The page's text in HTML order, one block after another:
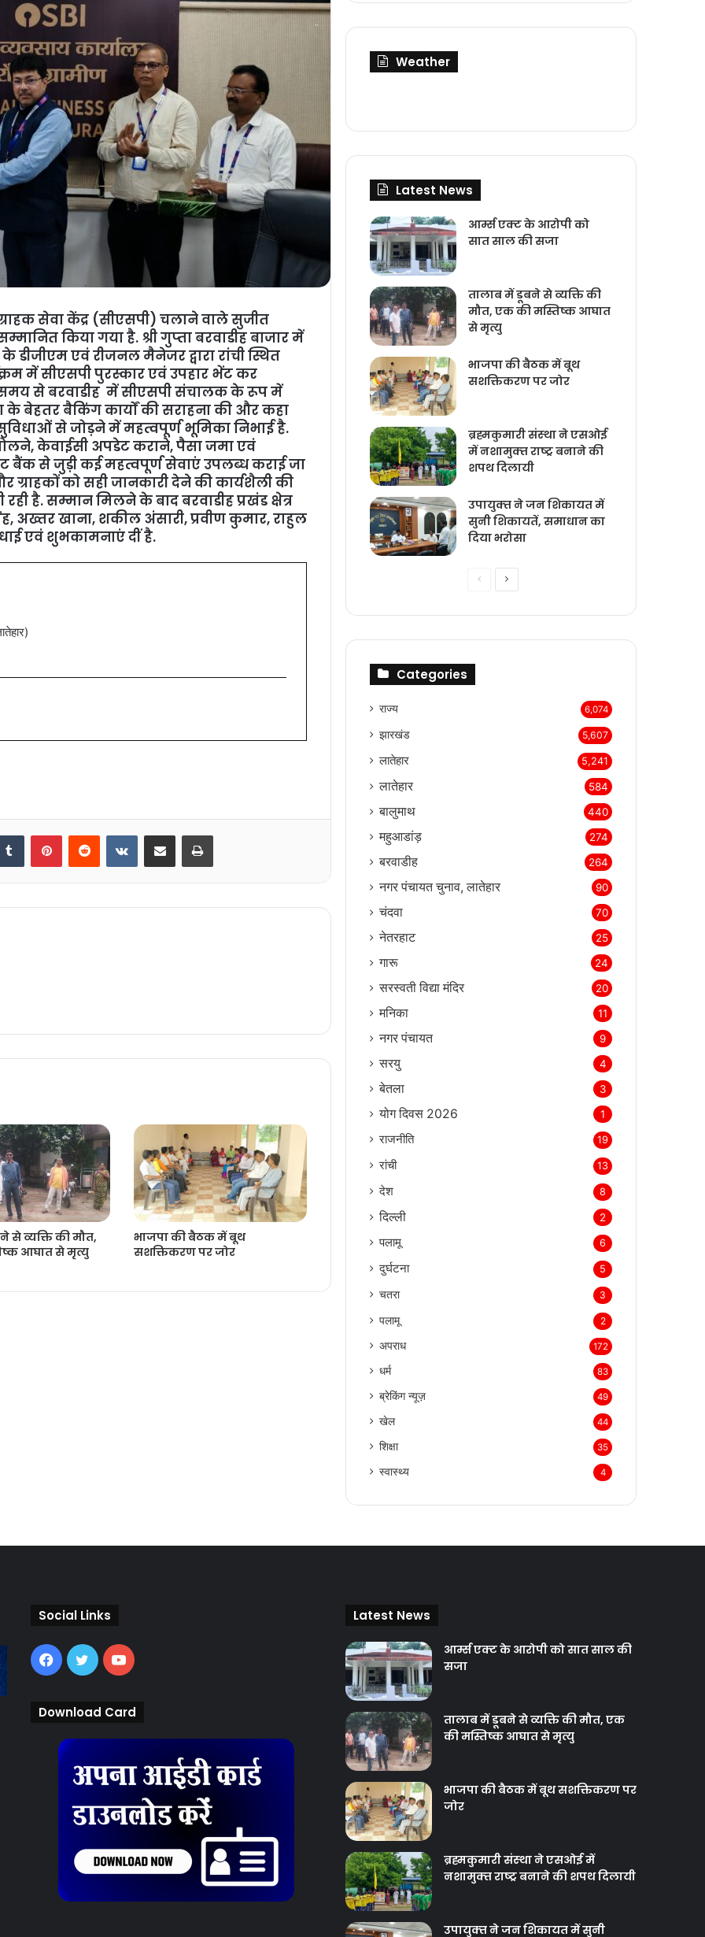
सेवा केंद्र (सीएसपी) चलाने वाले सुजीत
किया गया है. श्री गुप्‍ता बरवाडीह बाजार में
एवं रीजनल मैनेजर द्वारा रांची स्थित
में सीएसपी पुरस्कार एवं उपहार भेंट कर
से बरवाडीह में सीएसपी संचालक के रूप में
के बेहतर बैकिंग कार्यों की सराहना की और कहा
सुविधाओं से जोड़ने में महत्वपूर्ण भूमिका निभाई है.
केवाईसी अपडेट कराने, पैसा जमा एवं
बैंक से जुड़ी कई महत्वपूर्ण सेवाएं उपलब्ध कराई जा
को सही जानकारी देने की कार्यशैली की
रही है. सम्मान मिलने के बाद बरवाडीह प्रखंड क्षेत्र
अख्तर खाना, शकील अंसारी, प्रवीण कुमार, राहुल
एवं शुभकामनाएं दीं है.
Tumblr PinterestReddit VKontakteShare via Email Print
से व्यक्ति की मौत,
आघात से मृत्यु
भाजपा की बैठक में बूथ
सशक्तिकरण पर जोर
Weather
Latest News
आर्म्स एक्ट के आरोपी को
सात साल की सजा
तालाब में डूबने से व्यक्ति की
मौत, एक की मस्तिष्क आघात
से मृत्यु
भाजपा की बैठक में बूथ
सशक्तिकरण पर जोर
ब्रह्मकुमारी संस्‍था ने एसओई
में नशामुक्‍त राष्‍ट्र बनाने की
शपथ दिलायी
उपायुक्‍त ने जन शिकायत में
सुनी शिकायतें, समाधान का
दिया भरोसा
PreviousNext
Categories
राज्‍य 6,074
झारखंड 5,607
लातेहार 5,241
लातेहार 584
बालुमाथ 440
महुआडांड़ 274
बरवाडीह 264
नगर पंचायत चुनाव, लातेहार 90
चंदवा 70
नेतरहाट 25
गारू 24
सरस्‍वती विद्या मंदिर 20
मनिका 11
नगर पंचायत 9
सरयु 4
बेतला 3
योग दिवस 2026 1
राजनीति 19
रांची 13
देश 8
दिल्‍ली 2
पलामू 6
दुर्घटना 5
चतरा 3
पलामू 2
अपराध 172
धर्म 83
ब्रेकिंग न्यूज़ 49
खेल 44
शिक्षा 35
स्वास्थ्य 4
Social Links
Facebook
TwitterYouTube
Download Card
Latest News
आर्म्स एक्ट के आरोपी को सात साल की
सजा
तालाब में डूबने से व्यक्ति की मौत, एक
की मस्तिष्क आघात से मृत्यु
भाजपा की बैठक में बूथ सशक्तिकरण पर
जोर
ब्रह्मकुमारी संस्‍था ने एसओई में
नशामुक्‍त राष्‍ट्र बनाने की शपथ दिलायी
उपायुक्‍त ने जन शिकायत में सुनी